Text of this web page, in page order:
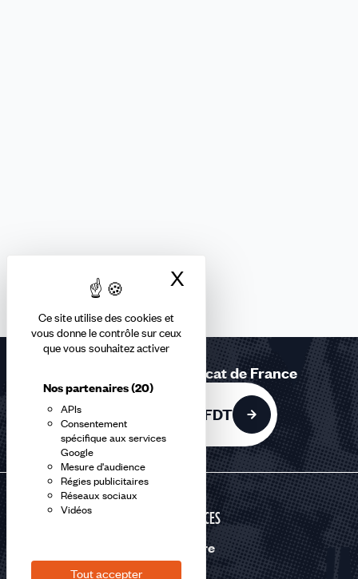
Ce site utilise des cookies et
vous donne le contrôle sur ceux
que vous souhaitez activer
Nos partenaires(20)
APIs
Consentement
spécifique aux services
Google
Mesure d'audience
Régies publicitaires
Réseaux sociaux
Vidéos
Tout accepter
X
Rejoignez le 1er syndicat de France
Adhérer à la CFDT
SERVICES
Nous suivre